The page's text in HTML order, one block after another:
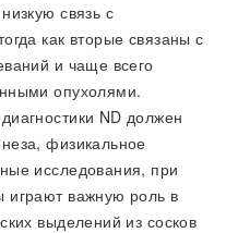
связь с
как вторые связаны с
и чаще всего
опухолями.
ND должен
физикальное
исследования, при
играют важную роль в
выделений из сосков